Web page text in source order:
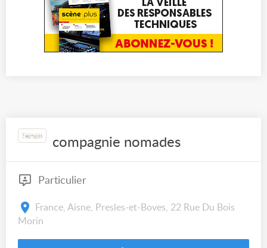
compagnie nomades
Particulier
France, Aisne, Presles-et-Boves, 22 Rue Du Bois
Morin